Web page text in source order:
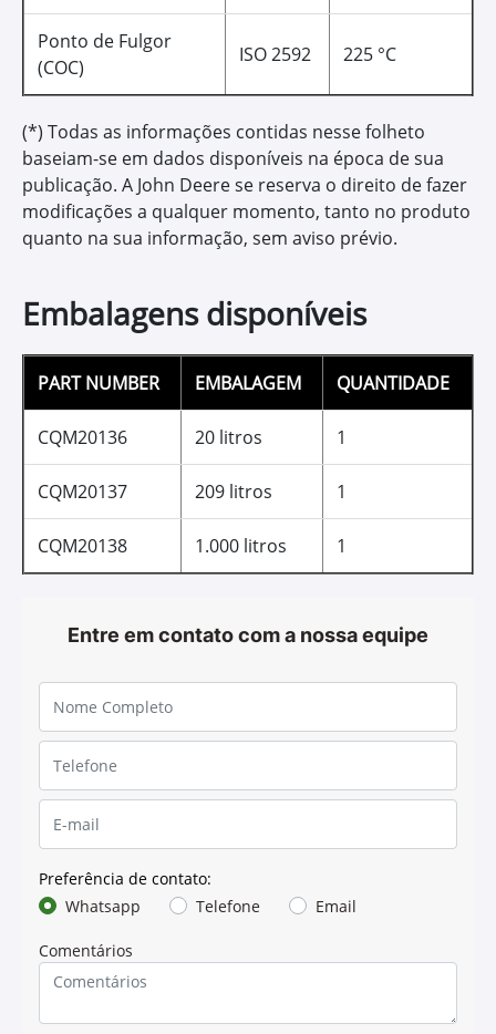
Ponto de Fulgor
(COC)
ISO 2592 225 °C
(*) Todas as informações contidas nesse folheto
baseiam-se em dados disponíveis na época de sua
publicação. A John Deere se reserva o direito de fazer
modificações a qualquer momento, tanto no produto
quanto na sua informação, sem aviso prévio.
Embalagens disponíveis
PART NUMBER EMBALAGEM QUANTIDADE
CQM20136 20 litros 1
CQM20137 209 litros 1
CQM20138 1.000 litros 1
Entre em contato com a nossa equipe
Preferência de contato:
Whatsapp
Telefone Email
Comentários